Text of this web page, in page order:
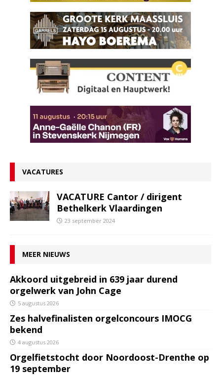
VACATURES
VACATURE Cantor / dirigent
Bethelkerk Vlaardingen
23 september 2024
MEER NIEUWS
Akkoord uitgebreid in 639 jaar durend
orgelwerk van John Cage
5 augustus 2026
Zes halvefinalisten orgelconcours IMOCG
bekend
4 augustus 2026
Orgelfietstocht door Noordoost-Drenthe op
19 september